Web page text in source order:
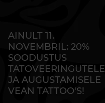
AINULT 11.
NOVEMBRIL: 20%
SOODUSTUS
TATOVEERINGUTELE
JA AUGUSTAMISELE
VEAN TATTOO'S!